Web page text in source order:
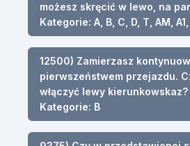
możesz skręcić w lewo, na
Kategorie: A, B, C, D, T, AM, A1,
12500) Zamierzasz
pierwszeństwem przejazdu.
włączyć lewy kierunkowskaz?
Kategorie: B